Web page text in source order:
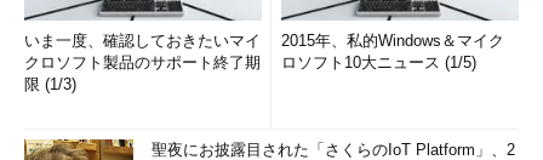
いま一度、確認しておきたいマイ
クロソフト製品のサポート終了期
限 (1/3)
2015年、私的Windows＆マイク
ロソフト10大ニュース (1/5)
聖夜にお披露目された「さくらのIoT Platform」、2